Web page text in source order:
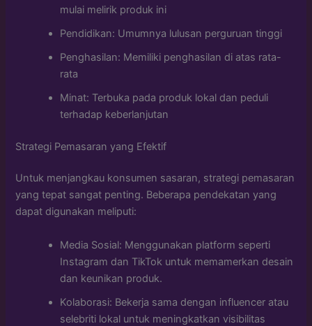
mulai melirik produk ini
Pendidikan: Umumnya lulusan perguruan tinggi
Penghasilan: Memiliki penghasilan di atas rata-
rata
Minat: Terbuka pada produk lokal dan peduli
terhadap keberlanjutan
Strategi Pemasaran yang Efektif
Untuk menjangkau konsumen sasaran, strategi pemasaran
yang tepat sangat penting. Beberapa pendekatan yang
dapat digunakan meliputi:
Media Sosial: Menggunakan platform seperti
Instagram dan TikTok untuk memamerkan desain
dan keunikan produk.
Kolaborasi: Bekerja sama dengan influencer atau
selebriti lokal untuk meningkatkan visibilitas